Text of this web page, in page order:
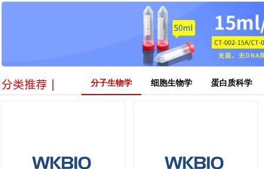
分子生物学 细胞生物学 蛋白质科学